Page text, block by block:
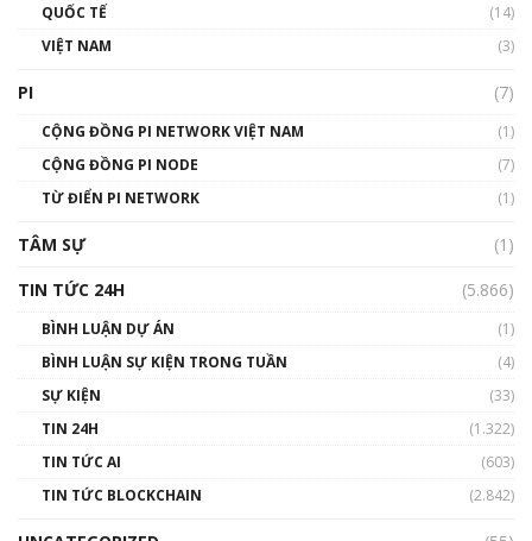
Talkshow 14: MemeCoin – Trò đùa tỷ đô
01:29:26
QUỐC TẾ
(14)
VIỆT NAM
(3)
PI (7)
CỘNG ĐỒNG PI NETWORK VIỆT NAM
(1)
CỘNG ĐỒNG PI NODE
(7)
TỪ ĐIỂN PI NETWORK
(1)
TÂM SỰ
(1)
TIN TỨC 24H
(5.866)
BÌNH LUẬN DỰ ÁN
(1)
BÌNH LUẬN SỰ KIỆN TRONG TUẦN
(4)
SỰ KIỆN
(33)
TIN 24H
(1.322)
TIN TỨC AI
(603)
TIN TỨC BLOCKCHAIN
(2.842)